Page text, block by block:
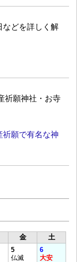
などを詳しく解
祈願神社・お寺
祈願で有名な神
金 土
5
仏滅
6
大安